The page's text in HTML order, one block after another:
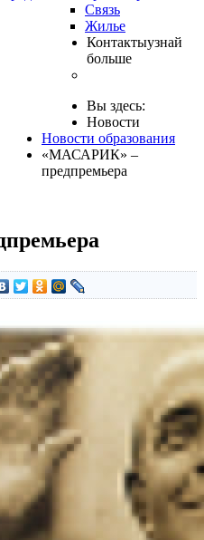
Связь
Жилье
Контактыузнай
больше
Вы здесь:
Новости
Новости образования
«МАСАРИК» –
предпремьера